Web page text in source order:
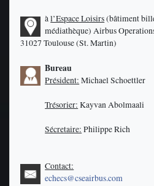
àl’Espace Loisirs(bâtiment
médiathèque)Airbus
31027 Toulouse (St. Martin)
Bureau
Président: Michael Schoettler
Trésorier: Kayvan Abolmaali
Sécretaire: Philippe Rich
Contact:
echecs@cseairbus.com